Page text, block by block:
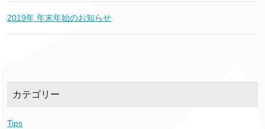
2019年 年末年始のお知らせ
カテゴリー
Tips